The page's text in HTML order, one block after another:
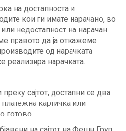
на достапноста и
кои ги имате нарачано, во
недостапност на нарачан
правото да ја откажеме
од нарачката
реализира нарачката.
сајтот, достапни се два
картичка или
готово.